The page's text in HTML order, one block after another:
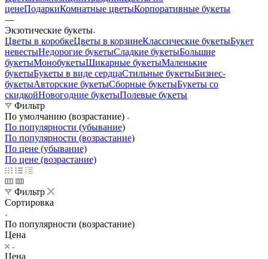
ценеПодаркиКомнатные цветыКорпоративные букеты
—
Экзотические букеты
Цветы в коробкеЦветы в корзинеКлассические букетыБукет
невестыНедорогие букетыСладкие букетыБольшие
букетыМонобукетыШикарные букетыМаленькие
букетыБукеты в виде сердцаСтильные букетыБизнес-
букетыАвторские букетыСборные букетыБукеты со
скидкойНовогодние букетыПолевые букеты
Фильтр
По умолчанию (возрастание)
По популярности (убывание)
По популярности (возрастание)
По цене (убывание)
По цене (возрастание)
Фильтр
Сортировка
По популярности (возрастание)
Цена
Цена